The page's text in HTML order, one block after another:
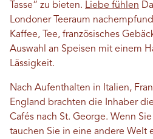
Tasse“ zu bieten. Liebe fühlen
Londoner Teeraum
Kaffee, Tee, französisches
Auswahl an Speisen mit einem
Lässigkeit.
Nach Aufenthalten in Italien,
England brachten die Inhaber
Cafés nach St. George. Wenn
tauchen Sie in eine andere Welt